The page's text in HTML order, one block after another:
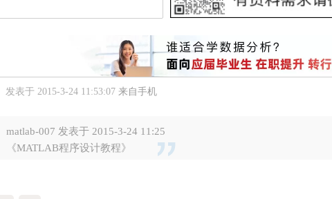
发表于 2015-3-24 11:53:07 来自手机
matlab-007 发表于 2015-3-24 11:25
《MATLAB程序设计教程》